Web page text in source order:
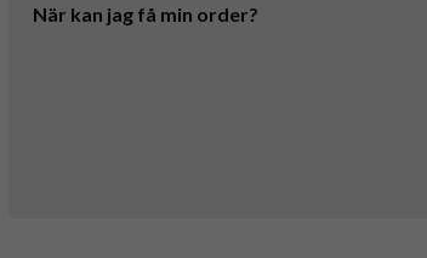
När kan jag få min order?